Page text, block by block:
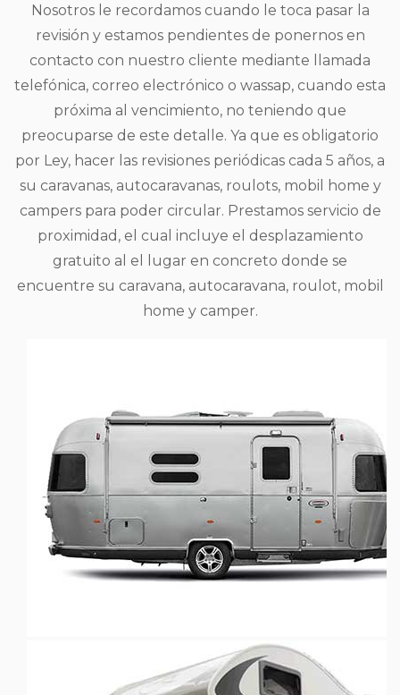
Nosotros le recordamos cuando le toca pasar la
revisión y estamos pendientes de ponernos en
contacto con nuestro cliente mediante llamada
telefónica, correo electrónico o wassap, cuando esta
próxima al vencimiento, no teniendo que
preocuparse de este detalle. Ya que es obligatorio
por Ley, hacer las revisiones periódicas cada 5 años, a
su caravanas, autocaravanas, roulots, mobil home y
campers para poder circular. Prestamos servicio de
proximidad, el cual incluye el desplazamiento
gratuito al el lugar en concreto donde se
encuentre su caravana, autocaravana, roulot, mobil
home y camper.